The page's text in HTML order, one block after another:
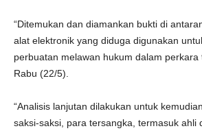
“Ditemukan dan diamankan bukti di
alat elektronik yang diduga digunakan
perbuatan melawan hukum dalam perkara
Rabu (22/5).
“Analisis lanjutan dilakukan untuk
saksi-saksi, para tersangka, termasuk ahli